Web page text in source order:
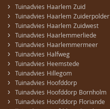
› Tuinadvies Haarlem Zuid
› Tuinadvies Haarlem Zuiderpolder
› Tuinadvies Haarlem Zuidwest
› Tuinadvies Haarlemmerliede
› Tuinadvies Haarlemmermeer
› Tuinadvies Halfweg
› Tuinadvies Heemstede
› Tuinadvies Hillegom
› Tuinadvies Hoofddorp
› Tuinadvies Hoofddorp Bornholm
› Tuinadvies Hoofddorp Floriande